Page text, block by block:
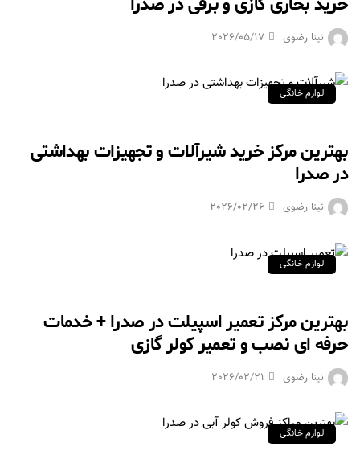
نینا رضوی 2026/05/17
لوازم خانگی
بهترین مرکز خرید شیرآلات و تجهیزات بهداشتی
در صدرا
نینا رضوی 2026/02/26
لوازم خانگی
بهترین مرکز تعمیر اسپیلت در صدرا + خدمات
حرفه ای نصب و تعمیر کولر گازی
نینا رضوی 2026/02/21
لوازم خانگی